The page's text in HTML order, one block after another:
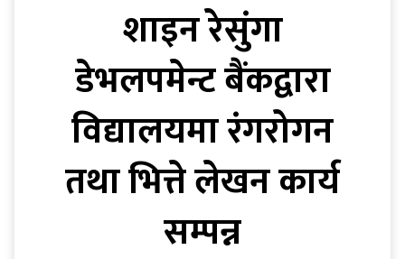
शाइन रेसुंगा
डेभलपमेन्ट बैंकद्वारा
विद्यालयमा रंगरोगन
तथा भित्ते लेखन कार्य
सम्पन्न